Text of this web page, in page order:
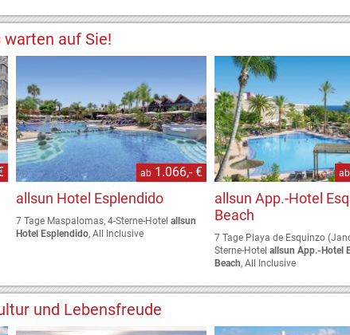
auf Sie!
ab1.066,- €
allsun Hotel Esplendido
7 Tage Maspalomas, 4-Sterne-Hotel allsun
Hotel Esplendido, All Inclusive
ab
allsun App.-Hotel
Beach
7 Tage Playa de Esquinzo
Sterne-Hotel allsun App.-Hotel
Beach, All Inclusive
und Lebensfreude